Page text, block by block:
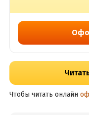
Чтобы читать онлайн